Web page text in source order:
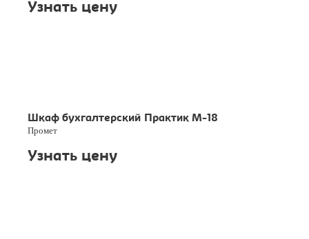
Узнать цену
Шкаф бухгалтерский Практик M-18
Промет
Узнать цену